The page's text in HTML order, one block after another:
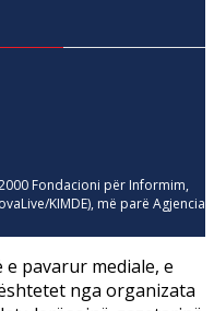
Fondacioni për Informim,
KIMDE), më parë Agjencia
pavarur mediale, e
nga organizata